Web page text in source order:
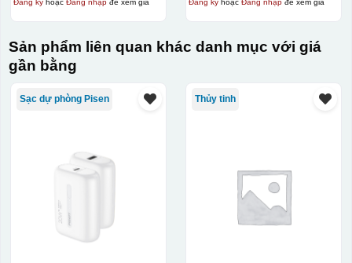
Đăng kýhoặc Đăng nhậpđể xem giá Đăng kýhoặc Đăng nhậpđể xem giá
Sản phẩm liên quan khác danh mục với giá
gần bằng
Sạc dự phòng Pisen Thủy tinh